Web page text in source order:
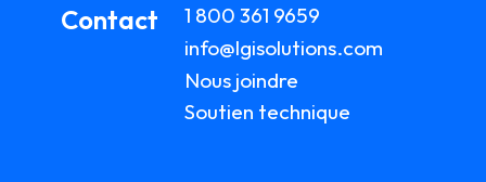
Contact
1 800 361 9659
info@lgisolutions.com
Nous joindre
Soutien technique